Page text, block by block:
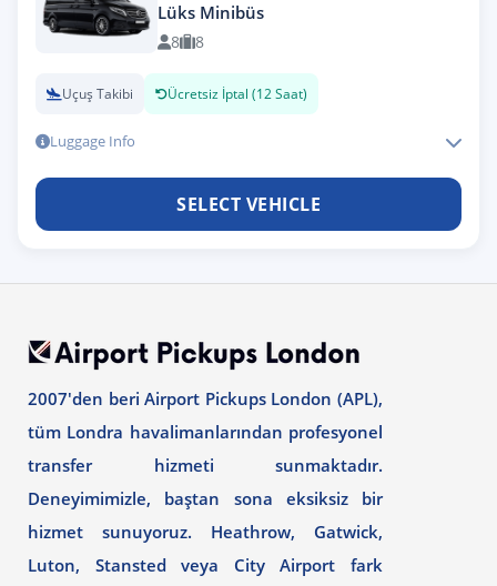
Lüks Minibüs
8 8
Uçuş Takibi Ücretsiz İptal (12 Saat)
Luggage Info
SELECT VEHICLE
2007'den beri Airport Pickups London (APL),
tüm Londra havalimanlarından profesyonel
transfer hizmeti sunmaktadır.
Deneyimimizle, baştan sona eksiksiz bir
hizmet sunuyoruz. Heathrow, Gatwick,
Luton, Stansted veya City Airport fark